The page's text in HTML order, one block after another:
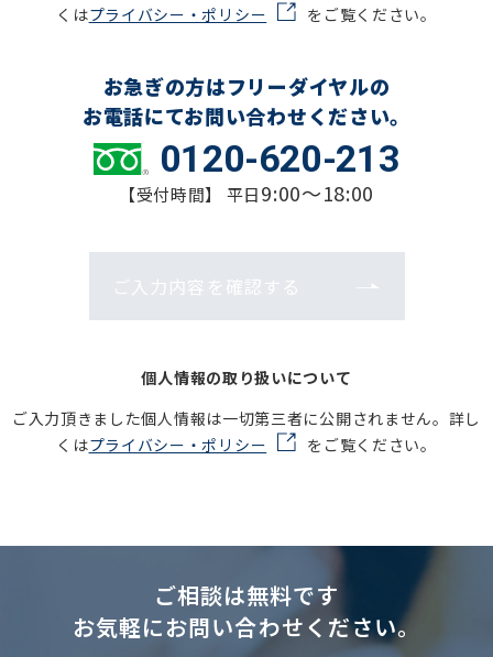
くはプライバシー・ポリシー をご覧ください。
お急ぎの方はフリーダイヤルの
お電話にてお問い合わせください。
0120-620-213
【受付時間】 平日9:00～18:00
ご入力内容を確認する
個人情報の取り扱いについて
ご入力頂きました個人情報は一切第三者に公開されません。詳し
くはプライバシー・ポリシー をご覧ください。
ご相談は無料です
お気軽にお問い合わせください。